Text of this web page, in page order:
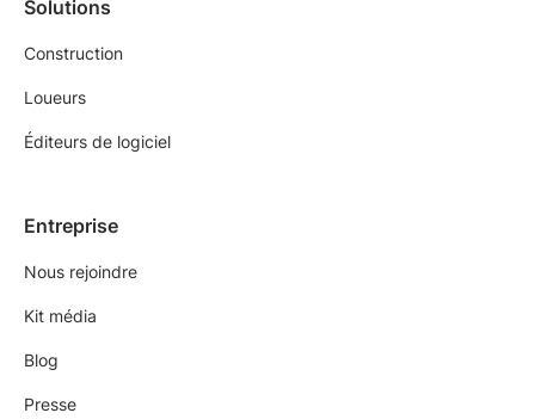
Solutions
Construction
Loueurs
Éditeurs de logiciel
Entreprise
Nous rejoindre
Kit média
Blog
Presse